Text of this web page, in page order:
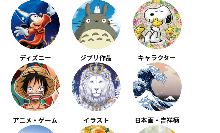
ディズニー ジブリ作品 キャラクター
アニメ・ゲーム イラスト 日本画・吉祥柄